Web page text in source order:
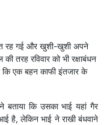
रह गई और खुशी-खुशी अपने
तरह रविवार को भी रक्षाबंधन
कि एक बहन काफी इंतजार के
बताया कि उसका भाई यहां गैर
है, लेकिन भाई ने राखी बंधवाने